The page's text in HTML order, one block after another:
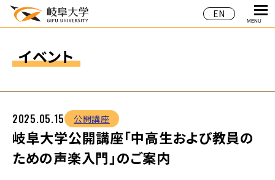
EN
MENU
イベント
岐阜大学公開講座「中高生および教員の
ための声楽入門」のご案内
2025.05.15 公開講座